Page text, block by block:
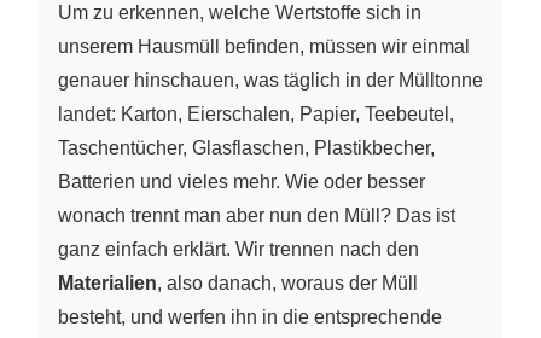
Um zu erkennen, welche Wertstoffe sich in
unserem Hausmüll befinden, müssen wir einmal
genauer hinschauen, was täglich in der Mülltonne
landet: Karton, Eierschalen, Papier, Teebeutel,
Taschentücher, Glasflaschen, Plastikbecher,
Batterien und vieles mehr. Wie oder besser
wonach trennt man aber nun den Müll? Das ist
ganz einfach erklärt. Wir trennen nach den
Materialien, also danach, woraus der Müll
besteht, und werfen ihn in die entsprechende